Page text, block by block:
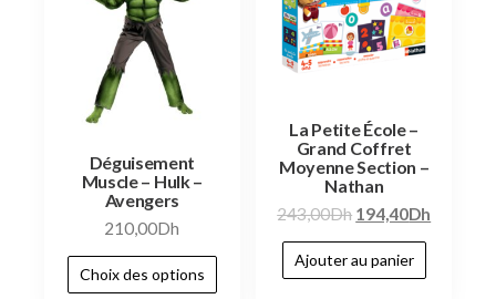
Déguisement
Muscle – Hulk –
Avengers
210,00Dh
Choix des options
La Petite École –
Grand Coffret
Moyenne Section –
Nathan
243,00Dh 194,40Dh
Ajouter au panier